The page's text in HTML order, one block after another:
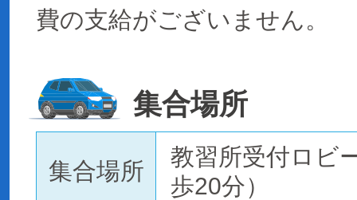
費の支給がございません。
集合場所
集合場所
教習所受付ロビ
歩20分）